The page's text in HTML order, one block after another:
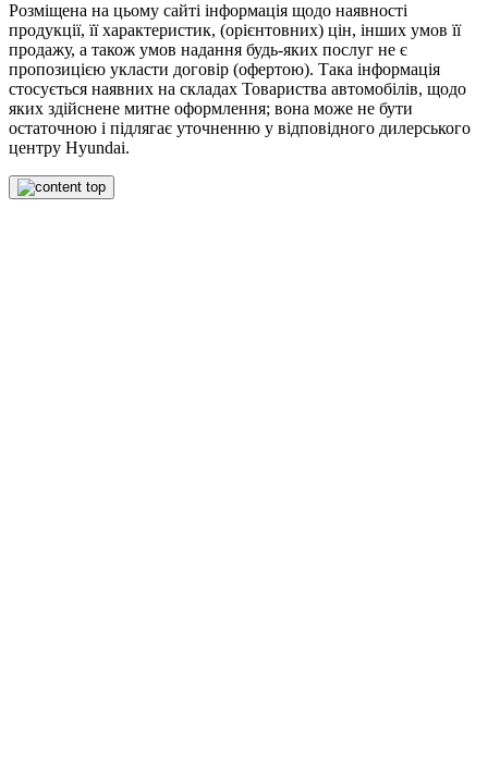
Розміщена на цьому сайті інформація щодо наявності
продукції, її характеристик, (орієнтовних) цін, інших умов її
продажу, а також умов надання будь-яких послуг не є
пропозицією укласти договір (офертою). Така інформація
стосується наявних на складах Товариства автомобілів, щодо
яких здійснене митне оформлення; вона може не бути
остаточною і підлягає уточненню у відповідного дилерського
центру Hyundai.